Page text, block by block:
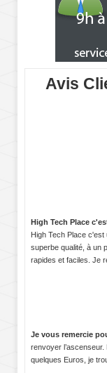
Avis
High Tech Place
High Tech Place
superbe qualité, à un
rapides et faciles. Je
Je vous remercie
renvoyer
quelques Euros, je